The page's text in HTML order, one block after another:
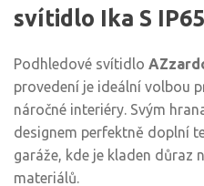
svítidlo Ika S
Podhledové svítidlo
provedení je ideální volbou
náročné interiéry. Svým
designem perfektně doplní
garáže, kde je kladen
materiálů.